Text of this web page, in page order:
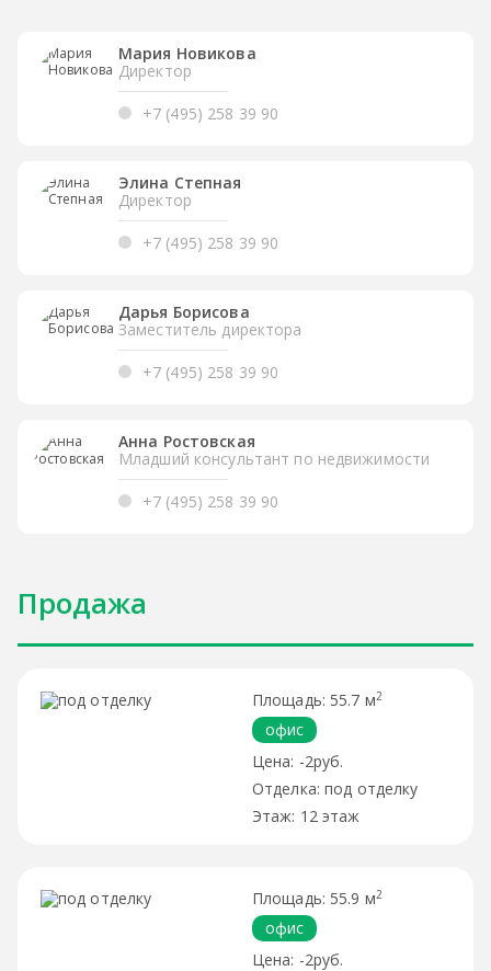
Мария Новикова
Директор
+7 (495) 258 39 90
Элина Степная
Директор
+7 (495) 258 39 90
Дарья Борисова
Заместитель директора
+7 (495) 258 39 90
Анна Ростовская
Младший консультант по недвижимости
+7 (495) 258 39 90
Продажа
55.7 м2
офис
-2руб.
под отделку
12 этаж
55.9 м2
офис
-2руб.